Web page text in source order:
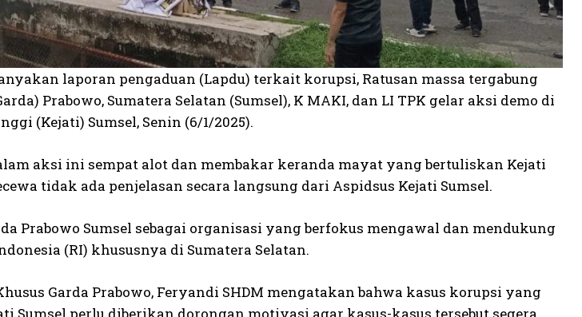
laporan pengaduan (Lapdu) terkait korupsi, Ratusan massa tergabung
Prabowo, Sumatera Selatan (Sumsel), K MAKI, dan LI TPK gelar aksi demo di
(Kejati) Sumsel, Senin (6/1/2025).
aksi ini sempat alot dan membakar keranda mayat yang bertuliskan Kejati
tidak ada penjelasan secara langsung dari Aspidsus Kejati Sumsel.
Prabowo Sumsel sebagai organisasi yang berfokus mengawal dan mendukung
(RI) khususnya di Sumatera Selatan.
Garda Prabowo, Feryandi SHDM mengatakan bahwa kasus korupsi yang